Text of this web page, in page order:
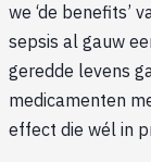
we ‘de benefits’
sepsis al gauw
geredde levens
medicamenten
effect die wél in